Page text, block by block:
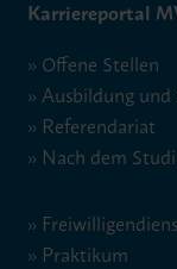
Karriereportal
Offene Stellen
Ausbildung und
Referendariat
Nach dem
Praktikum